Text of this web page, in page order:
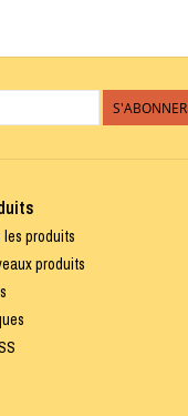
S'ABONNER
les produits
produits